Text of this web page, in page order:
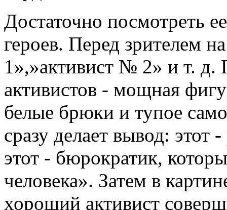
Достаточно посмотреть
героев. Перед зрителем
1»,»активист № 2» и т.
активистов - мощная
белые брюки и тупое
сразу делает вывод: этот
этот - бюрократик,
человека». Затем в
хороший активист